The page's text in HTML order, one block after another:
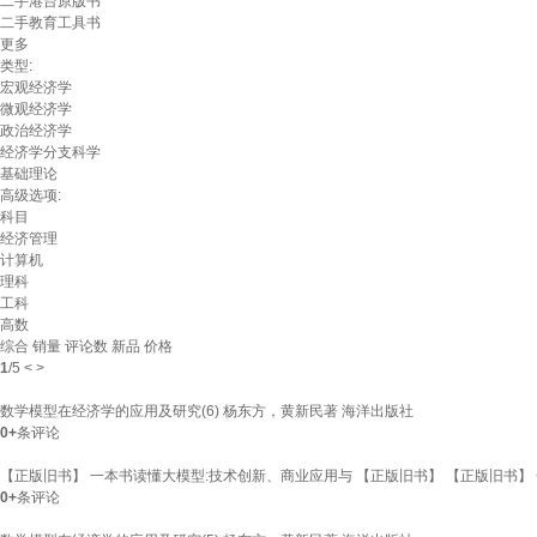
二手教育工具书
更多
类型:
宏观经济学
微观经济学
政治经济学
经济学分支科学
基础理论
高级选项:
科目
经济管理
计算机
理科
工科
高数
综合 销量 评论数 新品 价格
1/5 < >
数学模型在经济学的应用及研究(6) 杨东方，黄新民著 海洋出版社
0+条评论
【正版旧书】 一本书读懂大模型:技术创新、商业应用与 【正版旧书】 【正版旧书
0+条评论